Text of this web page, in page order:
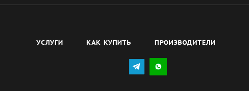
УСЛУГИ КАК КУПИТЬ ПРОИЗВОДИТЕЛИ